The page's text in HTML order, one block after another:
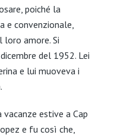
poiché la
e convenzionale,
amore. Si
del 1952. Lei
e lui muoveva i
estive a Cap
e fu così che,